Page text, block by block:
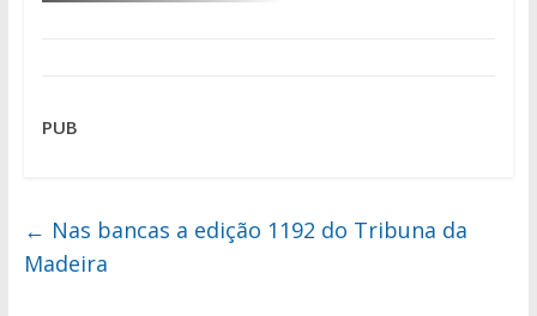
PUB
← Nas bancas a edição 1192 do Tribuna da
Madeira